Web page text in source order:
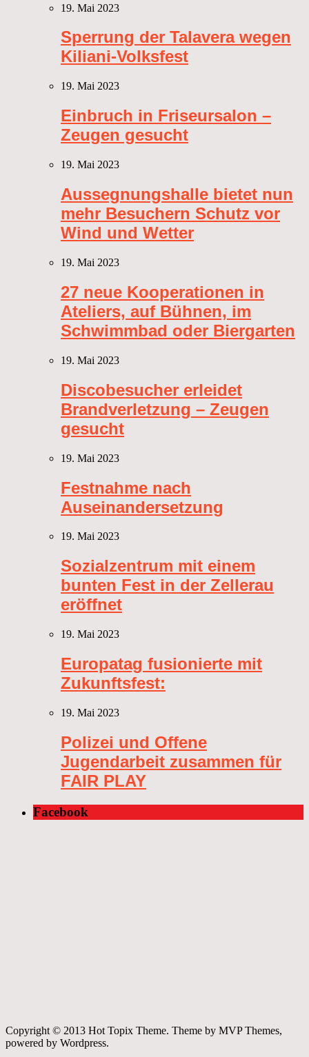
19. Mai 2023
Sperrung der Talavera wegen
Kiliani-Volksfest
19. Mai 2023
Einbruch in Friseursalon –
Zeugen gesucht
19. Mai 2023
Aussegnungshalle bietet nun
mehr Besuchern Schutz vor
Wind und Wetter
19. Mai 2023
27 neue Kooperationen in
Ateliers, auf Bühnen, im
Schwimmbad oder Biergarten
19. Mai 2023
Discobesucher erleidet
Brandverletzung – Zeugen
gesucht
19. Mai 2023
Festnahme nach
Auseinandersetzung
19. Mai 2023
Sozialzentrum mit einem
bunten Fest in der Zellerau
eröffnet
19. Mai 2023
Europatag fusionierte mit
Zukunftsfest:
19. Mai 2023
Polizei und Offene
Jugendarbeit zusammen für
FAIR PLAY
Facebook
Copyright © 2013 Hot Topix Theme. Theme by MVP Themes,
powered by Wordpress.